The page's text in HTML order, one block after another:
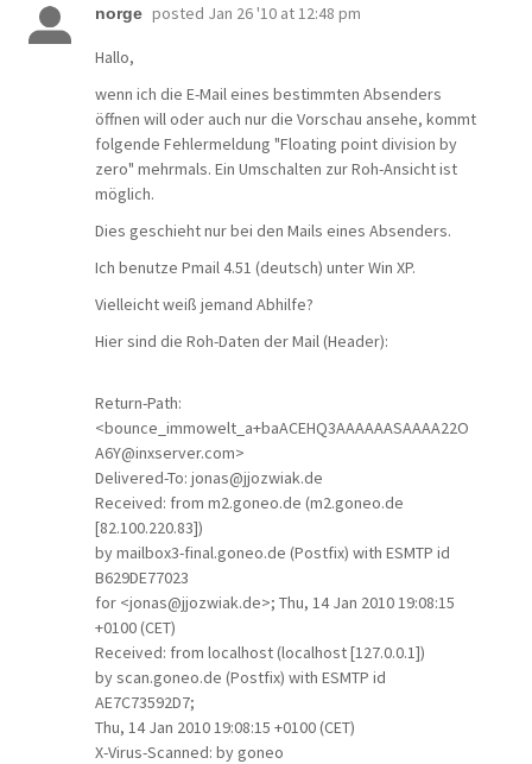
norge posted Jan 26 '10 at 12:48 pm
Hallo,
wenn ich die E-Mail eines bestimmten Absenders
öffnen will oder auch nur die Vorschau ansehe, kommt
folgende Fehlermeldung "Floating point division by
zero" mehrmals. Ein Umschalten zur Roh-Ansicht ist
möglich.
Dies geschieht nur bei den Mails eines Absenders.
Ich benutze Pmail 4.51 (deutsch) unter Win XP.
Vielleicht weiß jemand Abhilfe?
Hier sind die Roh-Daten der Mail (Header):
Return-Path:
<bounce_immowelt_a+baACEHQ3AAAAAASAAAA22O
A6Y@inxserver.com>
Delivered-To: jonas@jjozwiak.de
Received: from m2.goneo.de (m2.goneo.de
[82.100.220.83])
by mailbox3-final.goneo.de (Postfix) with ESMTP id
B629DE77023
for <jonas@jjozwiak.de>; Thu, 14 Jan 2010 19:08:15
+0100 (CET)
Received: from localhost (localhost [127.0.0.1])
by scan.goneo.de (Postfix) with ESMTP id
AE7C73592D7;
Thu, 14 Jan 2010 19:08:15 +0100 (CET)
X-Virus-Scanned: by goneo